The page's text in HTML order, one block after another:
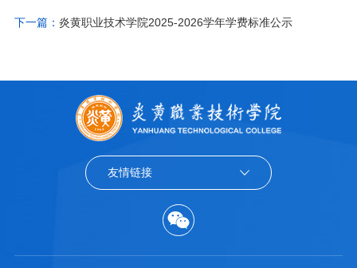
下一篇： 炎黄职业技术学院2025-2026学年学费标准公示
友情链接